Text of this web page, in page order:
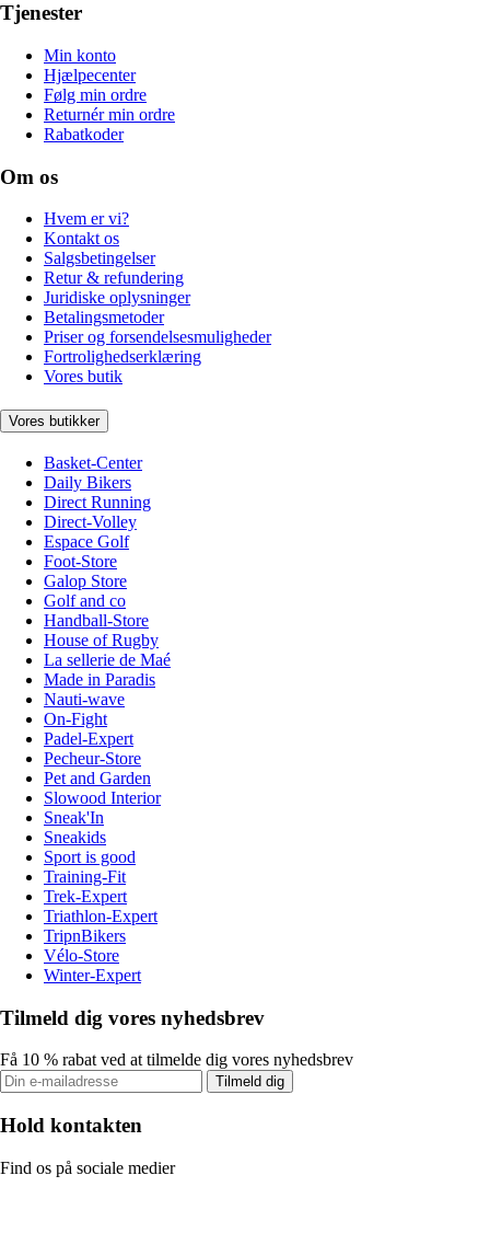
Tjenester
Min konto
Hjælpecenter
Følg min ordre
Returnér min ordre
Rabatkoder
Om os
Hvem er vi?
Kontakt os
Salgsbetingelser
Retur & refundering
Juridiske oplysninger
Betalingsmetoder
Priser og forsendelsesmuligheder
Fortrolighedserklæring
Vores butik
Vores butikker
Basket-Center
Daily Bikers
Direct Running
Direct-Volley
Espace Golf
Foot-Store
Galop Store
Golf and co
Handball-Store
House of Rugby
La sellerie de Maé
Made in Paradis
Nauti-wave
On-Fight
Padel-Expert
Pecheur-Store
Pet and Garden
Slowood Interior
Sneak'In
Sneakids
Sport is good
Training-Fit
Trek-Expert
Triathlon-Expert
TripnBikers
Vélo-Store
Winter-Expert
Tilmeld dig vores nyhedsbrev
Få 10 % rabat ved at tilmelde dig vores nyhedsbrev
Tilmeld dig
Hold kontakten
Find os på sociale medier